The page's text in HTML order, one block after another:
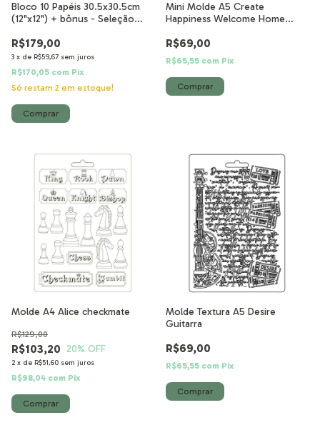
Bloco 10 Papéis 30.5x30.5cm
(12"x12") + bônus - Seleção
R$179,00
3 x de R$59,67 sem juros
R$170,05 com Pix
Só restam 2 em estoque!
Mini Molde A5 Create
Happiness Welcome Home
R$69,00
R$65,55 com Pix
Molde A4 Alice checkmate
R$103,20
R$129,00
20% OFF
2 x de R$51,60 sem juros
R$98,04 com Pix
Molde Textura A5 Desire
Guitarra
R$69,00
R$65,55 com Pix